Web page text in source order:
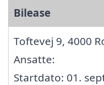
Bilease
Toftevej 9, 4000
Ansatte:
Startdato: 01.